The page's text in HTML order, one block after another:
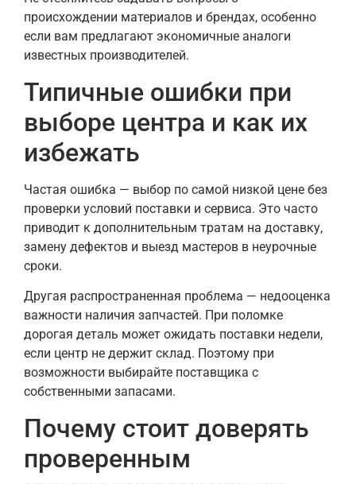
происхождении материалов и брендах, особенно
если вам предлагают экономичные аналоги
известных производителей.
Типичные ошибки при
выборе центра и как их
избежать
Частая ошибка — выбор по самой низкой цене без
проверки условий поставки и сервиса. Это часто
приводит к дополнительным тратам на доставку,
замену дефектов и выезд мастеров в неурочные
сроки.
Другая распространенная проблема — недооценка
важности наличия запчастей. При поломке
дорогая деталь может ожидать поставки недели,
если центр не держит склад. Поэтому при
возможности выбирайте поставщика с
собственными запасами.
Почему стоит доверять
проверенным